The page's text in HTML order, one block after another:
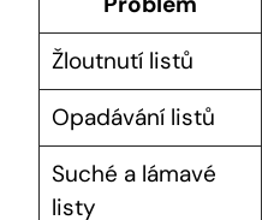
Žloutnutí listů
Opadávání listů
Suché a lámavé
listy